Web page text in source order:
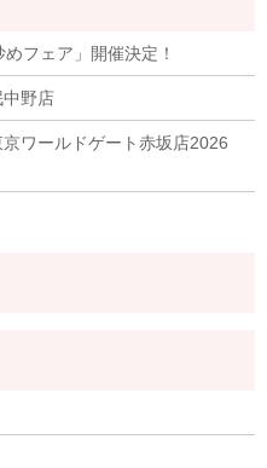
フェア」開催決定！
中野店
ワールドゲート赤坂店2026